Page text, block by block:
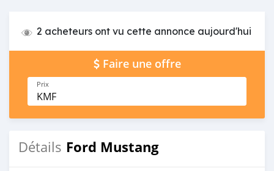
2 acheteurs ont vu cette annonce aujourd'hui
Faire une offre
Prix
KMF
Détails Ford Mustang